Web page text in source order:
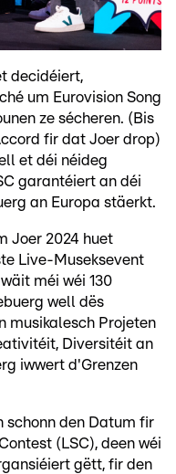
decidéiert,
um Eurovision Song
ze sécheren. (Bis
fir dat Joer drop)
et déi néideg
garantéiert an déi
an Europa stäerkt.
Joer 2024 huet
Live-Museksevent
méi wéi 130
well dës
musikalesch Projeten
Diversitéit an
iwwert d'Grenzen
schonn den Datum fir
(LSC), deen wéi
gëtt, fir den